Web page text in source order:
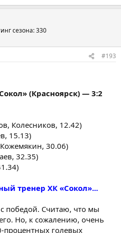
сезона: 330
#193
(Красноярск) — 3:2
Колесников, 12.42)
15.13)
30.06)
32.35)
тренер ХК «Сокол»...
победой. Считаю, что мы
Но, к сожалению, очень
процентных голевых